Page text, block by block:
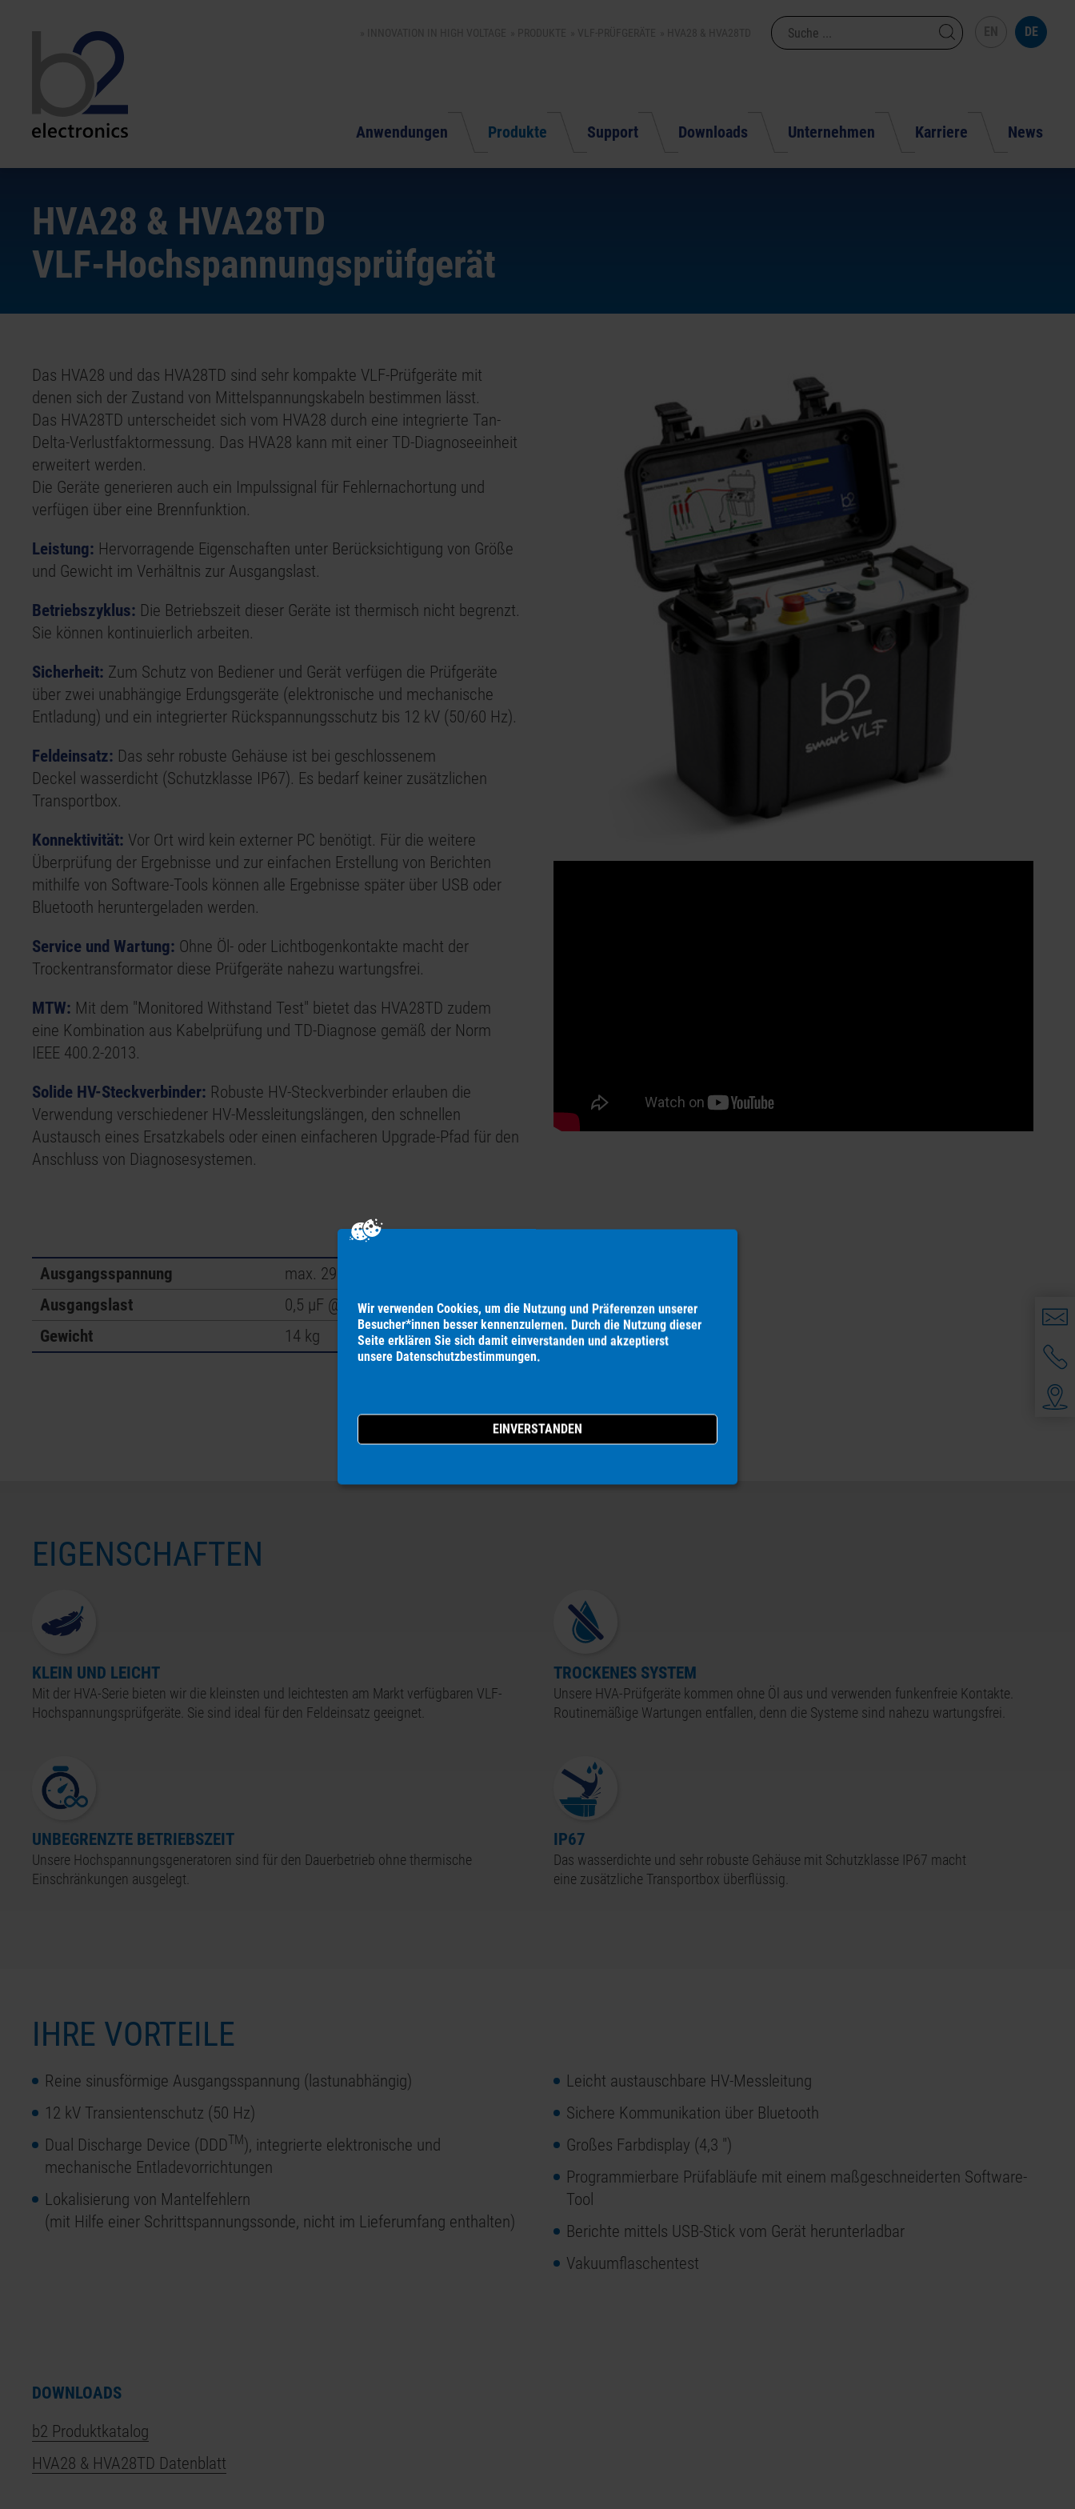
Anwendungen Produkte Support Downloads Unternehmen Karriere News
DE
HVA28 & HVA28TD
VLF-Hochspannungsprüfgerät
Das HVA28 und das HVA28TD sind sehr kompakte VLF-Prüfgeräte mit
denen sich der Zustand von Mittelspannungskabeln bestimmen lässt.
Das HVA28TD unterscheidet sich vom HVA28 durch eine integrierte Tan-
Delta-Verlustfaktormessung. Das HVA28 kann mit einer TD-Diagnoseeinheit
erweitert werden.
Die Geräte generieren auch ein Impulssignal für Fehlernachortung und
verfügen über eine Brennfunktion.
Leistung: Hervorragende Eigenschaften unter Berücksichtigung von Größe
und Gewicht im Verhältnis zur Ausgangslast.
Betriebszyklus: Die Betriebszeit dieser Geräte ist thermisch nicht begrenzt.
Sie können kontinuierlich arbeiten.
Sicherheit: Zum Schutz von Bediener und Gerät verfügen die Prüfgeräte
über zwei unabhängige Erdungsgeräte (elektronische und mechanische
Entladung) und ein integrierter Rückspannungsschutz bis 12 kV (50/60 Hz).
Feldeinsatz: Das sehr robuste Gehäuse ist bei geschlossenem
Deckel wasserdicht (Schutzklasse IP67). Es bedarf keiner zusätzlichen
Transportbox.
Konnektivität: Vor Ort wird kein externer PC benötigt. Für die weitere
Überprüfung der Ergebnisse und zur einfachen Erstellung von Berichten
mithilfe von Software-Tools können alle Ergebnisse später über USB oder
Bluetooth heruntergeladen werden.
Service und Wartung: Ohne Öl- oder Lichtbogenkontakte macht der
Trockentransformator diese Prüfgeräte nahezu wartungsfrei.
MTW: Mit dem "Monitored Withstand Test" bietet das HVA28TD zudem
eine Kombination aus Kabelprüfung und TD-Diagnose gemäß der Norm
IEEE 400.2-2013.
Solide HV-Steckverbinder: Robuste HV-Steckverbinder erlauben die
Verwendung verschiedener HV-Messleitungslängen, den schnellen
Austausch eines Ersatzkabels oder einen einfacheren Upgrade-Pfad für den
Anschluss von Diagnosesystemen.
Ausgangsspannung max. 29 kV
Ausgangslast 0,5 μF @ 0,1 Hz @ 20 kVrms
Gewicht 14 kg
EIGENSCHAFTEN
KLEIN UND LEICHT
Mit der HVA-Serie bieten wir die kleinsten und leichtesten am Markt verfügbaren VLF-
Hochspannungsprüfgeräte. Sie sind ideal für den Feldeinsatz geeignet.
TROCKENES SYSTEM
Unsere HVA-Prüfgeräte kommen ohne Öl aus und verwenden funkenfreie Kontakte.
Routinemäßige Wartungen entfallen, denn die Systeme sind nahezu wartungsfrei.
UNBEGRENZTE BETRIEBSZEIT
Unsere Hochspannungsgeneratoren sind für den Dauerbetrieb ohne thermische
Einschränkungen ausgelegt.
IP67
Das wasserdichte und sehr robuste Gehäuse mit Schutzklasse IP67 macht
eine zusätzliche Transportbox überflüssig.
IHRE VORTEILE
Reine sinusförmige Ausgangsspannung (lastunabhängig)
12 kV Transientenschutz (50 Hz)
Dual Discharge Device (DDDTM), integrierte elektronische und
mechanische Entladevorrichtungen
Lokalisierung von Mantelfehlern
(mit Hilfe einer Schrittspannungssonde, nicht im Lieferumfang enthalten)
Leicht austauschbare HV-Messleitung
Sichere Kommunikation über Bluetooth
Großes Farbdisplay (4,3 ")
Programmierbare Prüfabläufe mit einem maßgeschneiderten Software-
Tool
Berichte mittels USB-Stick vom Gerät herunterladbar
Vakuumflaschentest
DOWNLOADS
b2 Produktkatalog
HVA28 & HVA28TD Datenblatt
Wir verwenden Cookies, um die Nutzung und Präferenzen unserer
Besucher*innen besser kennen­zulernen. Durch die Nutzung dieser
Seite erklären Sie sich damit ein­verstanden und akzeptierst
unsere Daten­schutz­bestimmungen.